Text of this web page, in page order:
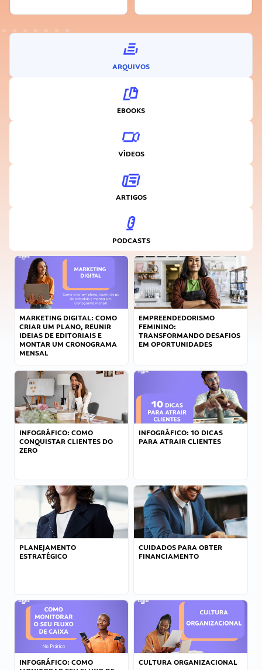
ARQUIVOS
EBOOKS
VÍDEOS
ARTIGOS
PODCASTS
MARKETING DIGITAL: COMO
CRIAR UM PLANO, REUNIR
IDEIAS DE EDITORIAIS E
MONTAR UM CRONOGRAMA
MENSAL
EMPREENDEDORISMO
FEMININO:
TRANSFORMANDO DESAFIOS
EM OPORTUNIDADES
INFOGRÁFICO: COMO
CONQUISTAR CLIENTES DO
ZERO
INFOGRÁFICO: 10 DICAS
PARA ATRAIR CLIENTES
PLANEJAMENTO
ESTRATÉGICO
CUIDADOS PARA OBTER
FINANCIAMENTO
INFOGRÁFICO: COMO
CULTURA ORGANIZACIONAL